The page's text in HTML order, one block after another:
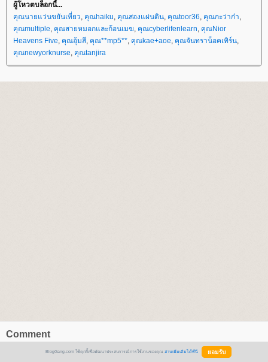
ผู้โหวตบล็อกนี้...
คุณนายแว่นขยันเที่ยว, คุณhaiku, คุณสองแผ่นดิน, คุณtoor36, คุณกะว่าก๋า,
คุณmultiple, คุณสายหมอกและก้อนเมฆ, คุณcyberlifenlearn, คุณNior
Heavens Five, คุณอุ้มสี, คุณ**mp5**, คุณkae+aoe, คุณจันทราน็อคเทิร์น,
คุณnewyorknurse, คุณtanjira
Comment
BlogGang.com ใช้คุกกี้เพื่อพัฒนาประสบการณ์การใช้งานของคุณ อ่านเพิ่มเติมได้ที่นี่